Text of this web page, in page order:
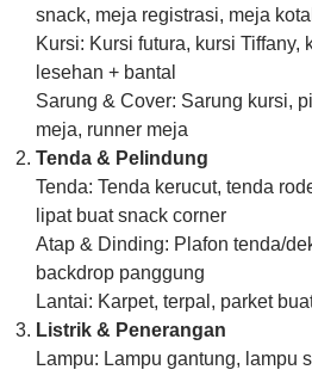
snack, meja registrasi, meja
Kursi: Kursi futura, kursi Tiffany,
lesehan + bantal
Sarung & Cover: Sarung kursi,
meja, runner meja
Tenda & Pelindung
Tenda: Tenda kerucut, tenda
lipat buat snack corner
Atap & Dinding: Plafon tenda/
backdrop panggung
Lantai: Karpet, terpal, parket
Listrik & Penerangan
Lampu: Lampu gantung, lampu